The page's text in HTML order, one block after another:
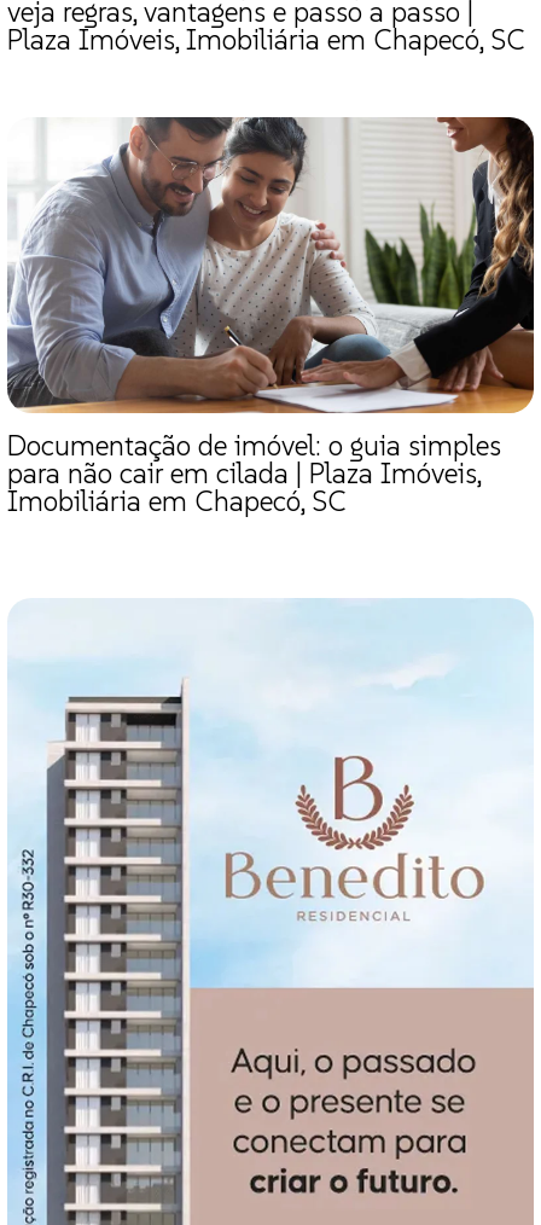
veja regras, vantagens e passo a passo |
Plaza Imóveis, Imobiliária em Chapecó, SC
Documentação de imóvel: o guia simples
para não cair em cilada | Plaza Imóveis,
Imobiliária em Chapecó, SC